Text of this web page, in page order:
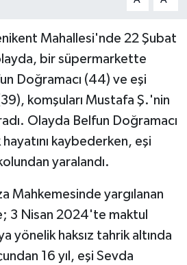
Mahallesi'nde 22 Şubat
bir süpermarkette
Doğramacı (44) ve eşi
komşuları Mustafa Ş.'nin
Olayda Belfun Doğramacı
kaybederken, eşi
yaralandı.
Mahkemesinde yargılanan
3 Nisan 2024'te maktul
yönelik haksız tahrik altında
16 yıl, eşi Sevda